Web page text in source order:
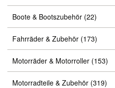
Boote & Bootszubehör (22)
Fahrräder & Zubehör (173)
Motorräder & Motorroller (153)
Motorradteile & Zubehör (319)